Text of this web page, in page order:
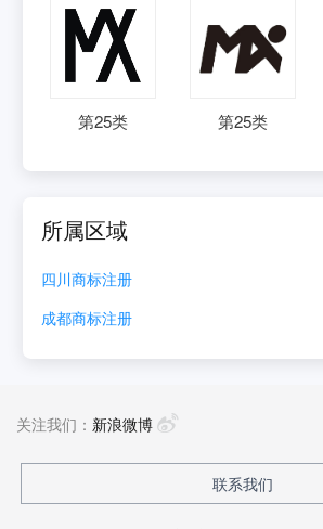
第25类 第25类
所属区域
四川商标注册
成都商标注册